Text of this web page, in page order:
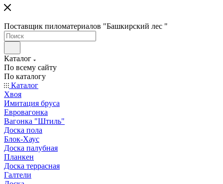
Поставщик пиломатериалов "Башкирский лес "
Каталог
По всему сайту
По каталогу
Каталог
Хвоя
Имитация бруса
Евровагонка
Вагонка "Штиль"
Доска пола
Блок-Хаус
Доска палубная
Планкен
Доска террасная
Галтели